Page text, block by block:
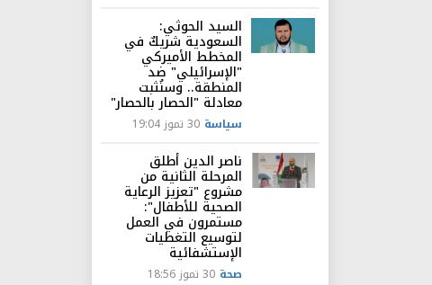
السيد الحوثي:
السعودية شريكٌ في
المخطط الأميركي
"الإسرائيلي" ضد
المنطقة.. وسنُثبت
معادلة "الحصار بالحصار"
سياسة 30 تموز 19:04
ناصر الدين أطلق
المرحلة الثانية من
مشروع "تعزيز الرعاية
الصحية للأطفال":
مستمرون في العمل
لتوسيع التغطيات
الإستشفائية
صحة 30 تموز 18:56